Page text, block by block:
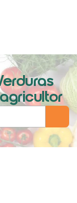
agricultor